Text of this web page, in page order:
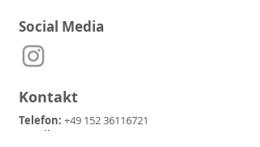
Social Media
Kontakt
Telefon: +49 152 36116721
E-Mail: